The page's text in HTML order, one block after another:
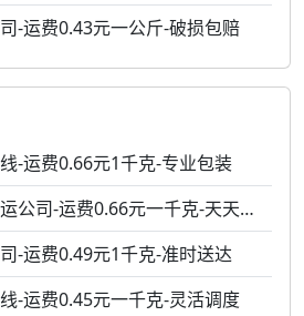
-运费0.43元一公斤-破损包赔
-运费0.66元1千克-专业包装
乌鲁木齐到贵阳货运公司-运费0.66元一千克-天天发车
-运费0.49元1千克-准时送达
-运费0.45元一千克-灵活调度